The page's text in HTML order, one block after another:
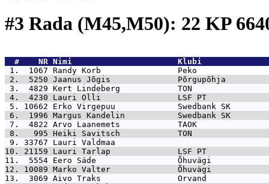
#3 Rada (M45,M50): 22 KP
  #    NR
Nimi                      Klubi
1.  1067 Randy Korb                Peko
2.  5250 Jaanus Jõgis              Põrgupõhja
3.  4829 Kert Lindeberg            TON
4.  4230 Lauri Olli                LSF PT
5. 10662 Erko Virgepuu             Swedbank SK
6.  1996 Margus Kandelin           Swedbank SK
7.  4822 Arvo Laanemets            TAOK
8.   995 Heiki Savitsch            TON
9. 33767 Lauri Valdmaa
10. 21159 Lauri Tarlap              LSF PT
11.  5554 Eero Säde                 Õhuvägi
12. 10089 Marko Valter              Õhuvägi
13.  3069 Aivo Traks                Orvand